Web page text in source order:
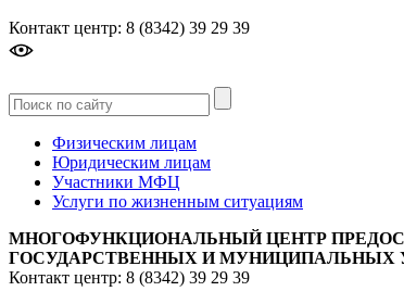
Контакт центр: 8 (8342) 39 29 39
Физическим лицам
Юридическим лицам
Участники МФЦ
Услуги по жизненным ситуациям
МНОГОФУНКЦИОНАЛЬНЫЙ ЦЕНТР
ГОСУДАРСТВЕННЫХ И МУНИЦИПАЛЬНЫХ
Контакт центр: 8 (8342) 39 29 39